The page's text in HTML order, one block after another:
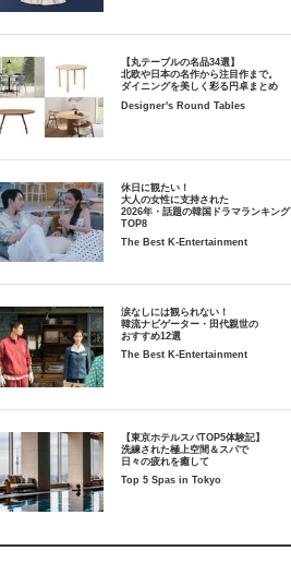
【丸テーブルの名品34選】
北欧や日本の名作から注目作まで。
ダイニングを美しく彩る円卓まとめ
Designer's Round Tables
休日に観たい！
大人の女性に支持された
2026年・話題の韓国ドラマランキング
TOP8
The Best K-Entertainment
涙なしには観られない！
韓流ナビゲーター・田代親世の
おすすめ12選
The Best K-Entertainment
【東京ホテルスパTOP5体験記】
洗練された極上空間＆スパで
日々の疲れを癒して
Top 5 Spas in Tokyo